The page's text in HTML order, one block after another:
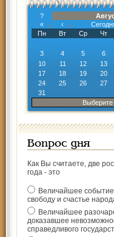
?
«
‹
Пн
Вт Ср Чт
3
4 5 6
10
11 12 13
17
18 19 20
24
25 26 27
31
Выберите
Вопрос дня
Как Вы считаете, две
года - это
Величайшее
свободу и счастье
Величайшее
доказавшее
справедливого